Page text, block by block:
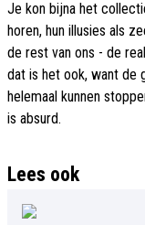
Je kon bijna het
horen, hun illusies als
de rest van ons - de
dat is het ook, want de
helemaal kunnen
is absurd.
Lees ook